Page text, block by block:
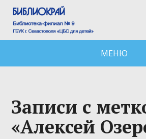
МЕНЮ
Записи с
«Алексей